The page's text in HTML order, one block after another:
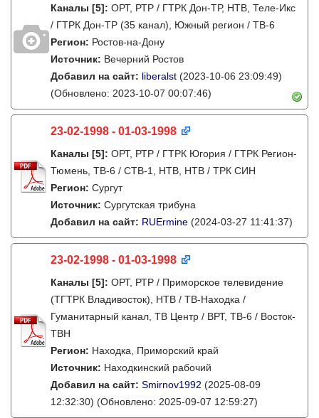
Каналы [5]: ОРТ, РТР / ГТРК Дон-ТР, НТВ, Теле-Икс
/ ГТРК Дон-ТР (35 канал), Южный регион / ТВ-6
Регион: Ростов-на-Дону
Источник: Вечерний Ростов
Добавил на сайт: liberalst (2023-10-06 23:09:49)
(Обновлено: 2023-10-07 00:07:46)
23-02-1998 - 01-03-1998
Каналы [5]: ОРТ, РТР / ГТРК Югория / ГТРК Регион-
Тюмень, ТВ-6 / СТВ-1, НТВ, НТВ / ТРК СИН
Регион: Сургут
Источник: Сургутская трибуна
Добавил на сайт: RUErmine (2024-03-27 11:41:37)
23-02-1998 - 01-03-1998
Каналы [5]: ОРТ, РТР / Приморское телевидение
(ТГТРК Владивосток), НТВ / ТВ-Находка /
Гуманитарный канал, ТВ Центр / ВРТ, ТВ-6 / Восток-
ТВН
Регион: Находка, Приморский край
Источник: Находкинский рабочий
Добавил на сайт: Smirnov1992 (2025-08-09
12:32:30) (Обновлено: 2025-09-07 12:59:27)